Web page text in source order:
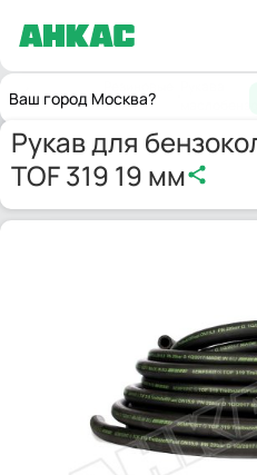
Ваш город Москва?
Главнаяшланги
Рукав для
TOF 319 19 мм